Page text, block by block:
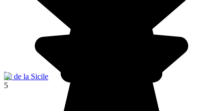
Île de la Sicile
5